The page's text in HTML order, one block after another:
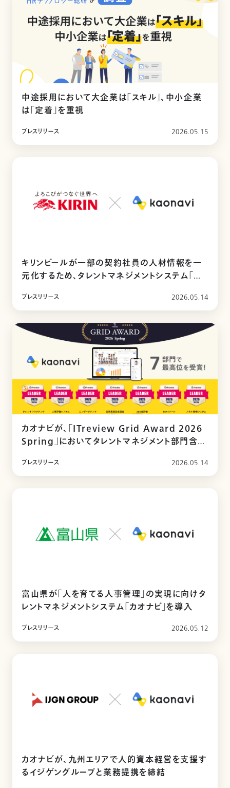
中途採用において大企業は「スキル」、中小企業
は「定着」を重視
プレスリリース 2026.05.15
キリンビールが一部の契約社員の人材情報を一
元化するため、タレントマネジメントシステム「カ
プレスリリース 2026.05.14
カオナビが、「ITreview Grid Award 2026
Spring」においてタレントマネジメント部門含む
プレスリリース 2026.05.14
富山県が「人を育てる人事管理」の実現に向けタ
レントマネジメントシステム「カオナビ」を導入
プレスリリース 2026.05.12
カオナビが、九州エリアで人的資本経営を支援す
るイジゲングループと業務提携を締結